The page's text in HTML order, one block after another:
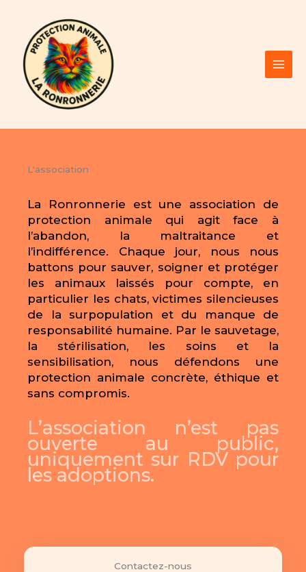
contenu
L'association
La Ronronnerie est une association de
protection animale qui agit face à
l’abandon, la maltraitance et
l’indifférence. Chaque jour, nous nous
battons pour sauver, soigner et protéger
les animaux laissés pour compte, en
particulier les chats, victimes silencieuses
de la surpopulation et du manque de
responsabilité humaine. Par le sauvetage,
la stérilisation, les soins et la
sensibilisation, nous défendons une
protection animale concrète, éthique et
sans compromis.
L’association n’est pas
ouverte au public,
uniquement sur RDV pour
les adoptions.
Contactez-nous